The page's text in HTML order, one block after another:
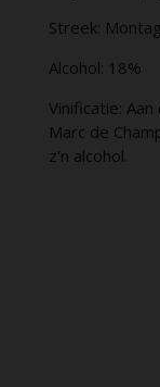
Streek:
Alcohol: 18%
Vinificatie:
Marc de
z'n alcohol.